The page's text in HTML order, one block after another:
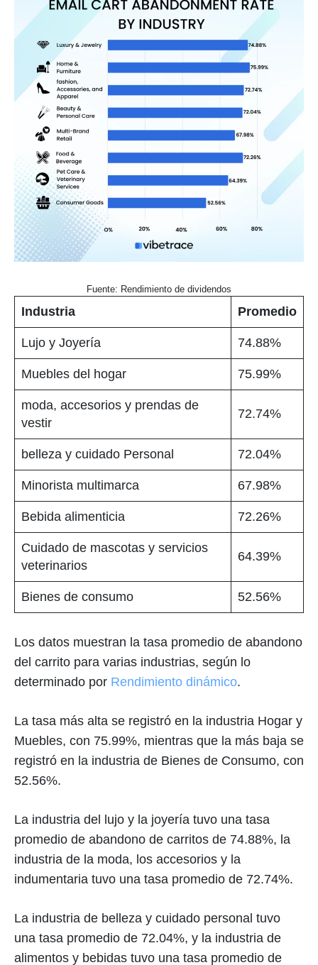
Fuente: Rendimiento de dividendos
Industria Promedio
Lujo y Joyería 74.88%
Muebles del hogar 75.99%
moda, accesorios y prendas de
vestir
72.74%
belleza y cuidado Personal 72.04%
Minorista multimarca 67.98%
Bebida alimenticia 72.26%
Cuidado de mascotas y servicios
veterinarios
64.39%
Bienes de consumo 52.56%
Los datos muestran la tasa promedio de abandono
del carrito para varias industrias, según lo
determinado por Rendimiento dinámico.
La tasa más alta se registró en la industria Hogar y
Muebles, con 75.99%, mientras que la más baja se
registró en la industria de Bienes de Consumo, con
52.56%.
La industria del lujo y la joyería tuvo una tasa
promedio de abandono de carritos de 74.88%, la
industria de la moda, los accesorios y la
indumentaria tuvo una tasa promedio de 72.74%.
La industria de belleza y cuidado personal tuvo
una tasa promedio de 72.04%, y la industria de
alimentos y bebidas tuvo una tasa promedio de